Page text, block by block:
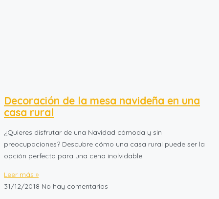
Decoración de la mesa navideña en una
casa rural
¿Quieres disfrutar de una Navidad cómoda y sin
preocupaciones? Descubre cómo una casa rural puede ser la
opción perfecta para una cena inolvidable.
Leer más »
31/12/2018 No hay comentarios